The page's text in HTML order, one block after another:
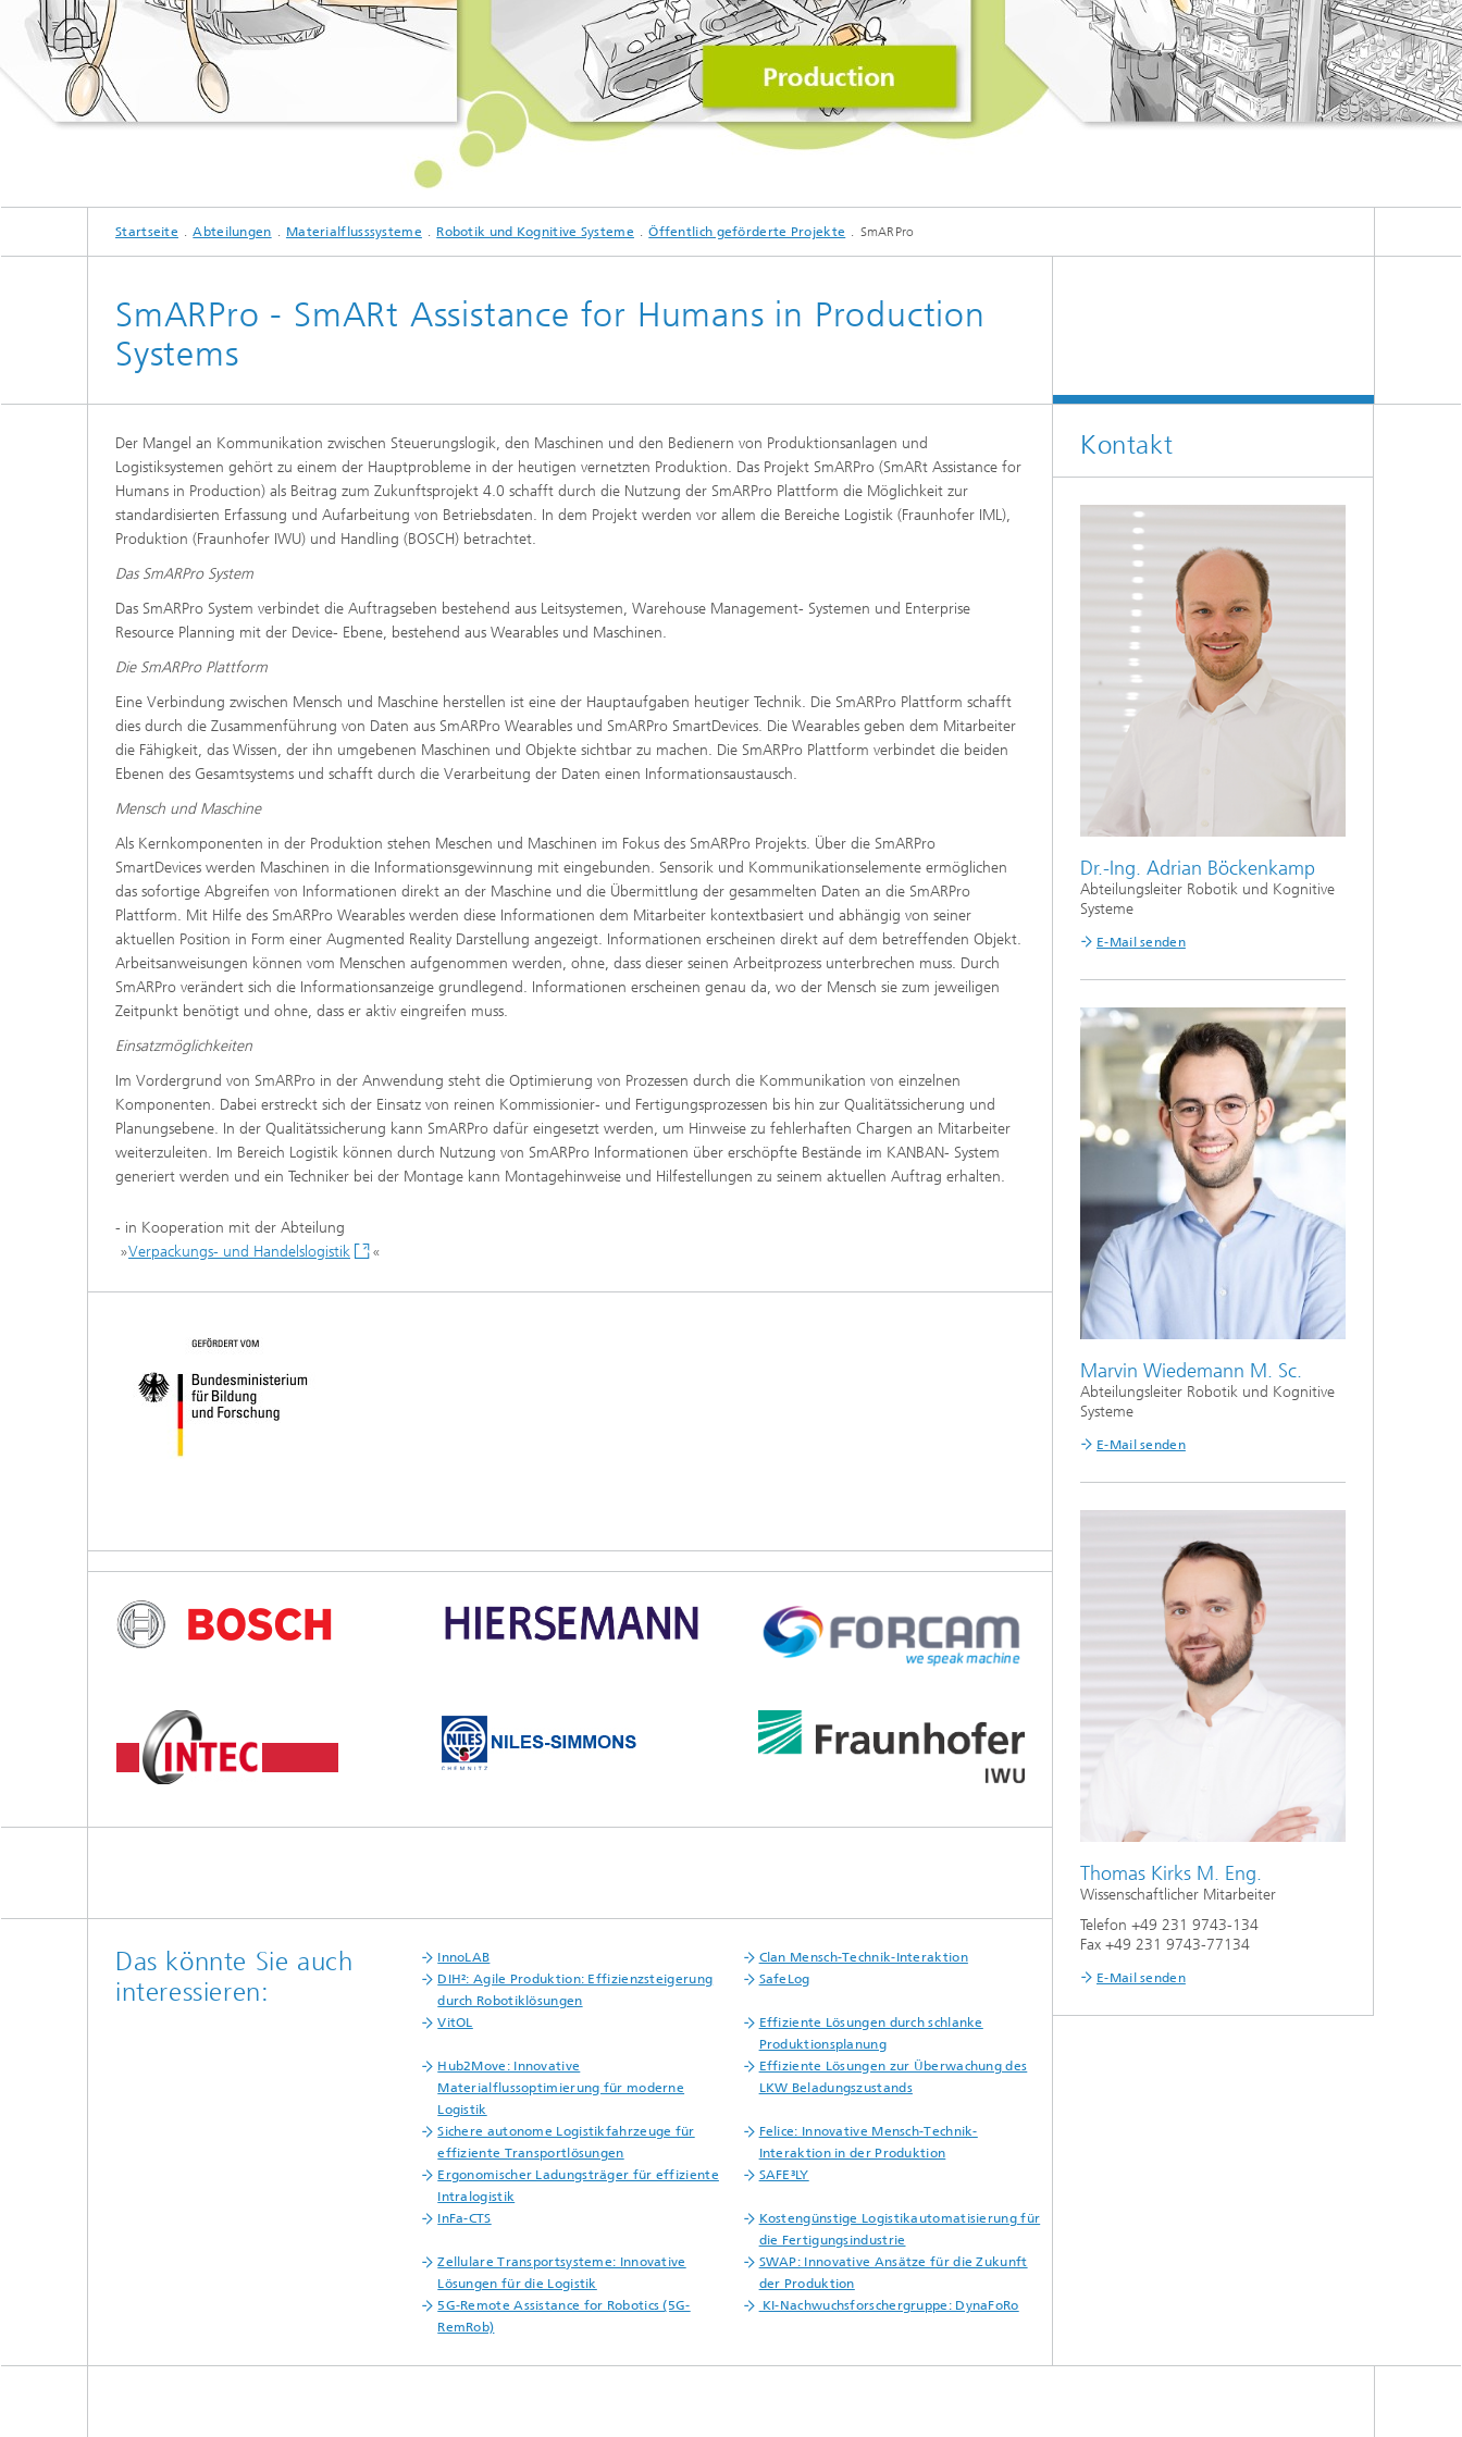
Startseite Abteilungen Materialflusssysteme Robotik und Kognitive Systeme Öffentlich geförderte Projekte SmARPro
SmARPro - SmARt Assistance for Humans in Production
Systems
Der Mangel an Kommunikation zwischen Steuerungslogik, den Maschinen und den Bedienern von Produktionsanlagen und
Logistiksystemen gehört zu einem der Hauptprobleme in der heutigen vernetzten Produktion. Das Projekt SmARPro (SmARt Assistance for
Humans in Production) als Beitrag zum Zukunftsprojekt 4.0 schafft durch die Nutzung der SmARPro Plattform die Möglichkeit zur
standardisierten Erfassung und Aufarbeitung von Betriebsdaten. In dem Projekt werden vor allem die Bereiche Logistik (Fraunhofer IML),
Produktion (Fraunhofer IWU) und Handling (BOSCH) betrachtet.
Das SmARPro System
Das SmARPro System verbindet die Auftragseben bestehend aus Leitsystemen, Warehouse Management- Systemen und Enterprise
Resource Planning mit der Device- Ebene, bestehend aus Wearables und Maschinen.
Die SmARPro Plattform
Eine Verbindung zwischen Mensch und Maschine herstellen ist eine der Hauptaufgaben heutiger Technik. Die SmARPro Plattform schafft
dies durch die Zusammenführung von Daten aus SmARPro Wearables und SmARPro SmartDevices. Die Wearables geben dem Mitarbeiter
die Fähigkeit, das Wissen, der ihn umgebenen Maschinen und Objekte sichtbar zu machen. Die SmARPro Plattform verbindet die beiden
Ebenen des Gesamtsystems und schafft durch die Verarbeitung der Daten einen Informationsaustausch.
Mensch und Maschine
Als Kernkomponenten in der Produktion stehen Meschen und Maschinen im Fokus des SmARPro Projekts. Über die SmARPro
SmartDevices werden Maschinen in die Informationsgewinnung mit eingebunden. Sensorik und Kommunikationselemente ermöglichen
das sofortige Abgreifen von Informationen direkt an der Maschine und die Übermittlung der gesammelten Daten an die SmARPro
Plattform. Mit Hilfe des SmARPro Wearables werden diese Informationen dem Mitarbeiter kontextbasiert und abhängig von seiner
aktuellen Position in Form einer Augmented Reality Darstellung angezeigt. Informationen erscheinen direkt auf dem betreffenden Objekt.
Arbeitsanweisungen können vom Menschen aufgenommen werden, ohne, dass dieser seinen Arbeitprozess unterbrechen muss. Durch
SmARPro verändert sich die Informationsanzeige grundlegend. Informationen erscheinen genau da, wo der Mensch sie zum jeweiligen
Zeitpunkt benötigt und ohne, dass er aktiv eingreifen muss.
Einsatzmöglichkeiten
Im Vordergrund von SmARPro in der Anwendung steht die Optimierung von Prozessen durch die Kommunikation von einzelnen
Komponenten. Dabei erstreckt sich der Einsatz von reinen Kommissionier- und Fertigungsprozessen bis hin zur Qualitätssicherung und
Planungsebene. In der Qualitätssicherung kann SmARPro dafür eingesetzt werden, um Hinweise zu fehlerhaften Chargen an Mitarbeiter
weiterzuleiten. Im Bereich Logistik können durch Nutzung von SmARPro Informationen über erschöpfte Bestände im KANBAN- System
generiert werden und ein Techniker bei der Montage kann Montagehinweise und Hilfestellungen zu seinem aktuellen Auftrag erhalten.
- in Kooperation mit der Abteilung
»Verpackungs- und Handelslogistik «
Das könnte Sie auch
interessieren:
InnoLAB
Clan Mensch-Technik-Interaktion
DIH²: Agile Produktion: Effizienzsteigerung
durch Robotiklösungen
SafeLog
VitOL
Effiziente Lösungen durch schlanke
Produktionsplanung
Hub2Move: Innovative
Materialflussoptimierung für moderne
Logistik
Effiziente Lösungen zur Überwachung des
LKW Beladungszustands
Sichere autonome Logistikfahrzeuge für
effiziente Transportlösungen
Felice: Innovative Mensch-Technik-
Interaktion in der Produktion
Ergonomischer Ladungsträger für effiziente
Intralogistik
SAFE³LY
InFa-CTS
Kostengünstige Logistikautomatisierung für
die Fertigungsindustrie
Zellulare Transportsysteme: Innovative
Lösungen für die Logistik
SWAP: Innovative Ansätze für die Zukunft
der Produktion
5G-Remote Assistance for Robotics (5G-
RemRob)
KI-Nachwuchsforschergruppe: DynaFoRo
Kontakt
Dr.-Ing. Adrian Böckenkamp
Abteilungsleiter Robotik und Kognitive
Systeme
E-Mail senden
Marvin Wiedemann M. Sc.
Abteilungsleiter Robotik und Kognitive
Systeme
E-Mail senden
Thomas Kirks M. Eng.
Wissenschaftlicher Mitarbeiter
Telefon +49 231 9743-134
Fax +49 231 9743-77134
E-Mail senden